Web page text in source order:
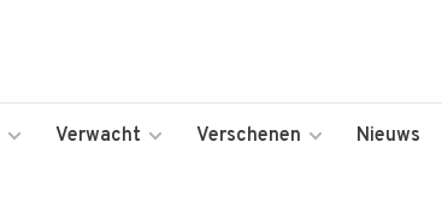
Verwacht Verschenen Nieuws